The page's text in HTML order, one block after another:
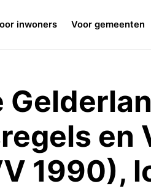
inwoners Voor gemeenten
en
1990),